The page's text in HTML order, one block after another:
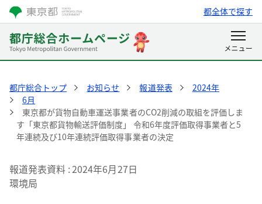
都全体で探す
都庁総合トップ お知らせ 報道発表
2024年
6月
東京都が貨物自動車運送事業者のCO2削減の取組を評価しま
す「東京都貨物輸送評価制度」 令和6年度評価取得事業者と5
年連続及び10年連続評価取得事業者の決定
報道発表資料 2024年6月27日
環境局